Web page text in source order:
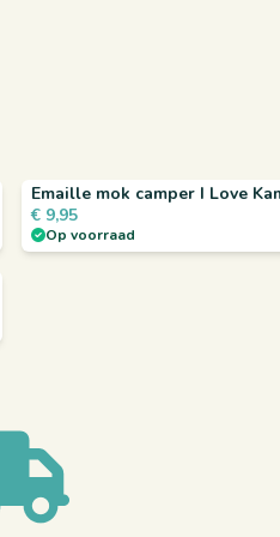
Emaille mok camper I Love
Op voorraad
€ 9,95